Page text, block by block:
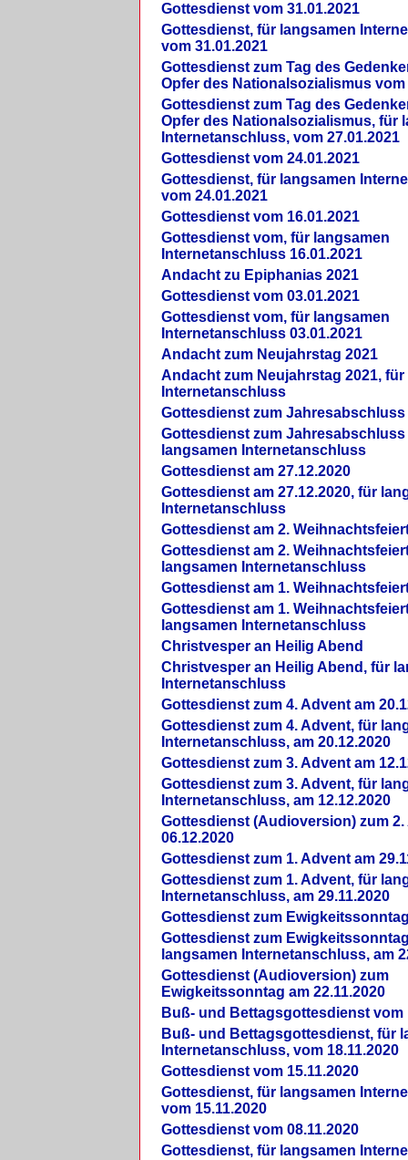
Gottesdienst vom 31.01.2021
Gottesdienst, für langsamen
vom 31.01.2021
Gottesdienst zum Tag des
Opfer des Nationalsozialismus vom
Gottesdienst zum Tag des
Opfer des Nationalsozialismus, für
Internetanschluss, vom 27.01.2021
Gottesdienst vom 24.01.2021
Gottesdienst, für langsamen
vom 24.01.2021
Gottesdienst vom 16.01.2021
Gottesdienst vom, für langsamen
Internetanschluss 16.01.2021
Andacht zu Epiphanias 2021
Gottesdienst vom 03.01.2021
Gottesdienst vom, für langsamen
Internetanschluss 03.01.2021
Andacht zum Neujahrstag 2021
Andacht zum Neujahrstag 2021,
Internetanschluss
Gottesdienst zum Jahresabschluss
Gottesdienst zum Jahresabschluss
langsamen Internetanschluss
Gottesdienst am 27.12.2020
Gottesdienst am 27.12.2020, für
Internetanschluss
Gottesdienst am 2.
Gottesdienst am 2.
langsamen Internetanschluss
Gottesdienst am 1.
Gottesdienst am 1.
langsamen Internetanschluss
Christvesper an Heilig Abend
Christvesper an Heilig Abend, für
Internetanschluss
Gottesdienst zum 4. Advent am
Gottesdienst zum 4. Advent, für
Internetanschluss, am 20.12.2020
Gottesdienst zum 3. Advent am
Gottesdienst zum 3. Advent, für
Internetanschluss, am 12.12.2020
Gottesdienst (Audioversion) zum 2.
06.12.2020
Gottesdienst zum 1. Advent am
Gottesdienst zum 1. Advent, für
Internetanschluss, am 29.11.2020
Gottesdienst zum
Gottesdienst zum
langsamen Internetanschluss, am
Gottesdienst (Audioversion) zum
Ewigkeitssonntag am 22.11.2020
Buß- und Bettagsgottesdienst vom
Buß- und Bettagsgottesdienst, für
Internetanschluss, vom 18.11.2020
Gottesdienst vom 15.11.2020
Gottesdienst, für langsamen
vom 15.11.2020
Gottesdienst vom 08.11.2020
Gottesdienst, für langsamen